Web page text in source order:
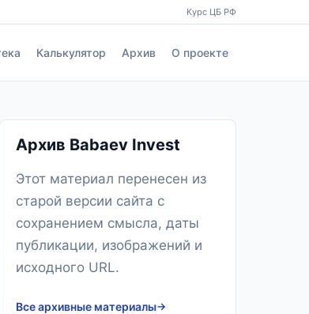
Курс ЦБ РФ
Калькулятор Архив О проекте
Архив Babaev Invest
Этот материал перенесен из
старой версии сайта с
сохранением смысла, даты
публикации, изображений и
исходного URL.
Все архивные материалы